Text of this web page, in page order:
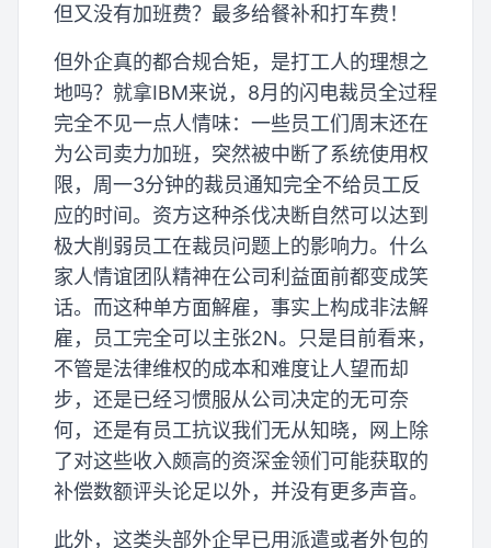
但又没有加班费？最多给餐补和打车费！
但外企真的都合规合矩，是打工人的理想之
地吗？就拿IBM来说，8月的闪电裁员全过程
完全不见一点人情味：一些员工们周末还在
为公司卖力加班，突然被中断了系统使用权
限，周一3分钟的裁员通知完全不给员工反
应的时间。资方这种杀伐决断自然可以达到
极大削弱员工在裁员问题上的影响力。什么
家人情谊团队精神在公司利益面前都变成笑
话。而这种单方面解雇，事实上构成非法解
雇，员工完全可以主张2N。只是目前看来，
不管是法律维权的成本和难度让人望而却
步，还是已经习惯服从公司决定的无可奈
何，还是有员工抗议我们无从知晓，网上除
了对这些收入颇高的资深金领们可能获取的
补偿数额评头论足以外，并没有更多声音。
此外，这类头部外企早已用派遣或者外包的